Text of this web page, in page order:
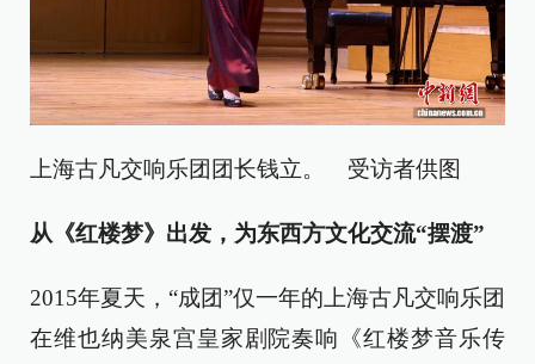
上海古凡交响乐团团长钱立。 受访者供图
从《红楼梦》出发，为东西方文化交流“摆渡”
2015年夏天，“成团”仅一年的上海古凡交响乐团
在维也纳美泉宫皇家剧院奏响《红楼梦音乐传